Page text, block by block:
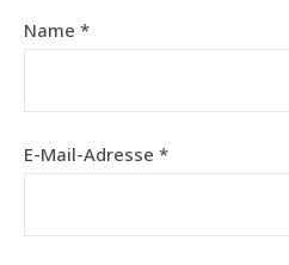
Name *
E-Mail-Adresse *